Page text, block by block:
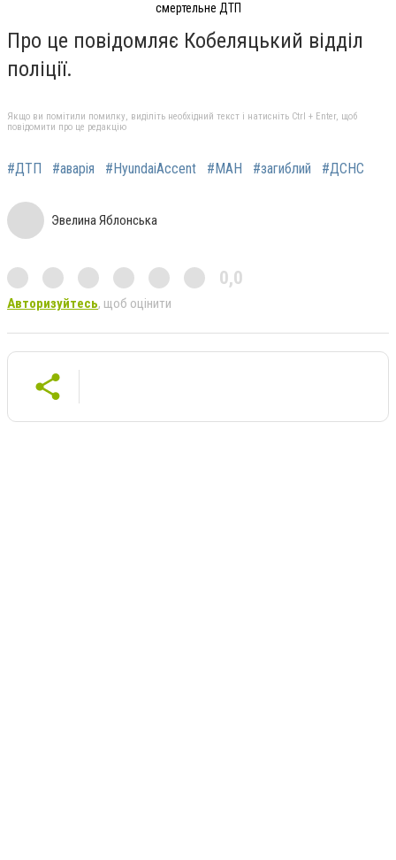
смертельне ДТП
Про це повідомляє Кобеляцький відділ
поліції.
Якщо ви помітили помилку, виділіть необхідний текст і натисніть Ctrl + Enter, щоб
повідомити про це редакцію
#ДТП #аварія #HyundaiAccent #МАН #загиблий #ДСНС
Эвелина Яблонська
0,0
Авторизуйтесь, щоб оцінити